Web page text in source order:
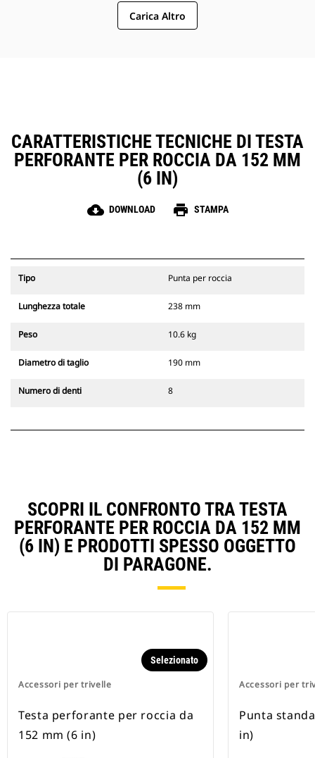
Carica Altro
CARATTERISTICHE TECNICHE DI TESTA
PERFORANTE PER ROCCIA DA 152 MM
(6 IN)
cloud_download DOWNLOAD print STAMPA
Tipo Punta per roccia
Lunghezza totale 238 mm
Peso 10.6 kg
Diametro di taglio 190 mm
Numero di denti 8
SCOPRI IL CONFRONTO TRA TESTA
PERFORANTE PER ROCCIA DA 152 MM
(6 IN) E PRODOTTI SPESSO OGGETTO
DI PARAGONE.
Accessori per trivelle
Selezionato
Testa perforante per roccia da
152 mm (6 in)
Accessori per
Punta
in)